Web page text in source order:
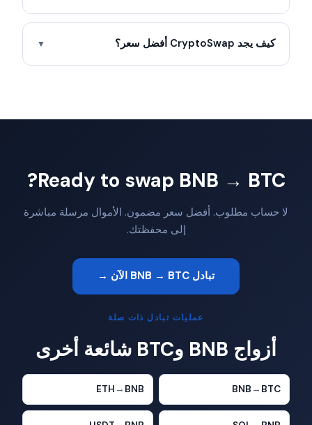
كيف يجد CryptoSwap أفضل سعر؟ ▼
Ready to swap BNB → BTC?
لا حساب مطلوب. أفضل سعر مضمون. الأموال مرسلة مباشرة
إلى محفظتك.
تبادل BNB → BTC الآن →
عمليات تبادل ذات صلة
أزواج BNB وBTC شائعة أخرى
BTC
→
BNB
BNB
→
ETH